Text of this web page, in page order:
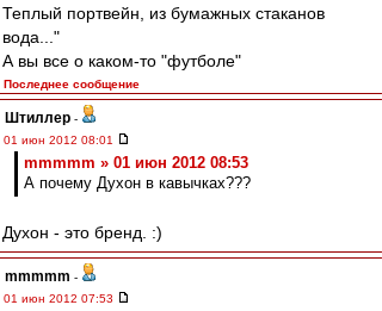
Теплый портвейн, из бумажных стаканов
вода..."
А вы все о каком-то "футболе"
Последнее сообщение
Штиллер -
01 июн 2012 08:01
mmmmm » 01 июн 2012 08:53
А почему Духон в кавычках???
Духон - это бренд. :)
mmmmm -
01 июн 2012 07:53